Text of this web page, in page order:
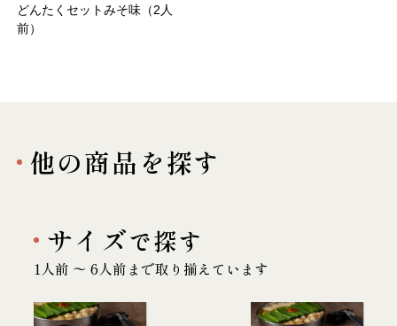
どんたくセットみそ味（2人
前）
他の商品を探す
サイズで探す
1人前 〜 6人前まで取り揃えています